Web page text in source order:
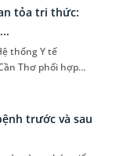
công nghệ
nối toàn bộ hệ
quy trình khám
thế chủ động trên
Y tế Việt Nam.
tỏa tri thức:
thống Y tế
Thơ phối hợp
(CDC) tỉnh Vĩnh
đổi chuyên môn,
đoán và điều
nhằm lan tỏa
nối chuyên môn
trước và sau